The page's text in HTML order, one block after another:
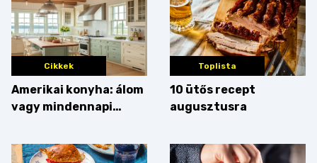
Cikkek
Amerikai konyha: álom
vagy mindennapi
az érveket
Toplista
10 ütős recept
augusztusra